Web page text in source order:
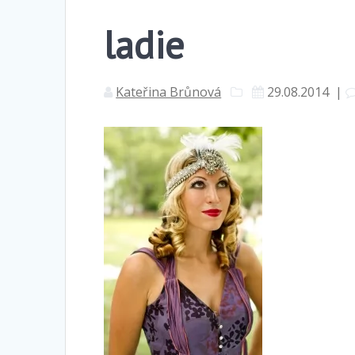
ladie
Kateřina Brůnová 29.08.2014|